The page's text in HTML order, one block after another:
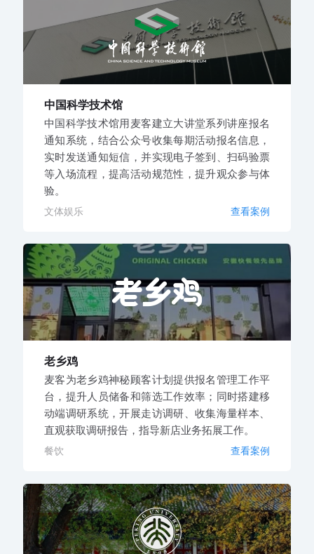
中国科学技术馆
中国科学技术馆用麦客建立大讲堂系列讲座报名
通知系统，结合公众号收集每期活动报名信息，
实时发送通知短信，并实现电子签到、扫码验票
等入场流程，提高活动规范性，提升观众参与体
验。
文体娱乐 查看案例
老乡鸡
麦客为老乡鸡神秘顾客计划提供报名管理工作平
台，提升人员储备和筛选工作效率；同时搭建移
动端调研系统，开展走访调研、收集海量样本、
直观获取调研报告，指导新店业务拓展工作。
餐饮 查看案例